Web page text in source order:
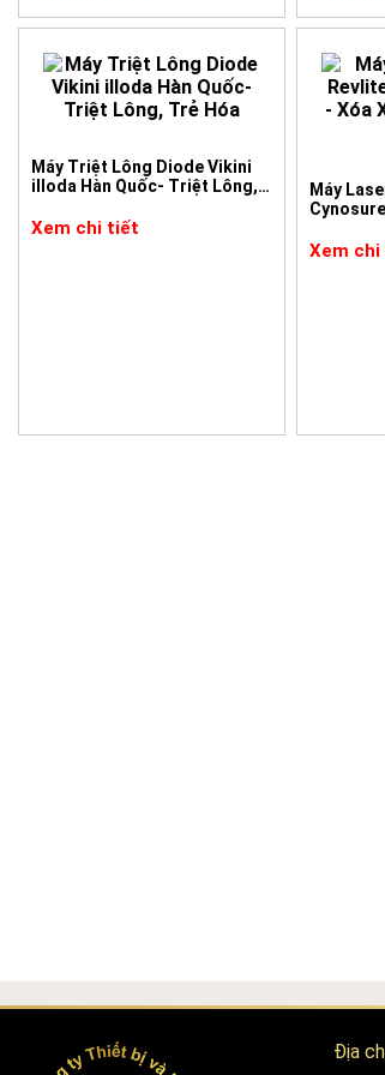
làm sáng môi lớn hay phẫu thuật. Hệ
Hiệu quả lâu dài, giảm thiểu các triệu
chất lượng cuộc sống và sức khỏe
Với khả năng điều trị toàn diện,
dịch vụ chăm sóc sức khỏe vùng kín
Hiệu quả điều trị của máy Laser CO2
Làm sáng hồng vùng kín, xoá bỏ các
Máy Triệt Lông Diode Vikini
illoda Hàn Quốc- Triệt Lông,
Xem chi tiết
Máy
Xem
Địa